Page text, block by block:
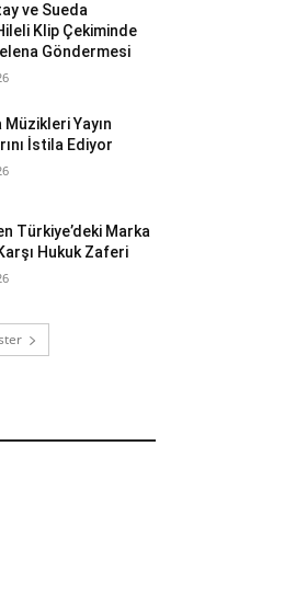
ve Sueda
Klip Çekiminde
Göndermesi
Müzikleri Yayın
İstila Ediyor
Türkiye’deki Marka
Hukuk Zaferi